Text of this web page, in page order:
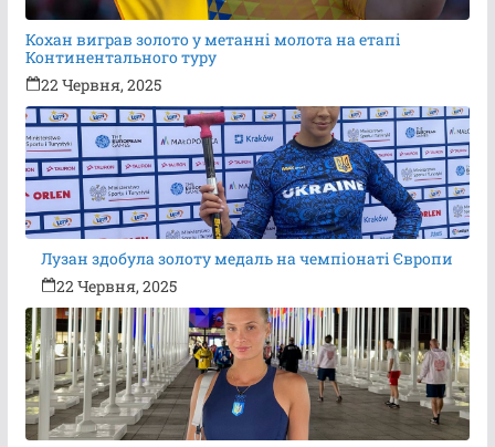
Кохан виграв золото у метанні молота на етапі
Континентального туру
22 Червня, 2025
Лузан здобула золоту медаль на чемпіонаті Європи
22 Червня, 2025